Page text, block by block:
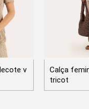
v
Calça
tricot